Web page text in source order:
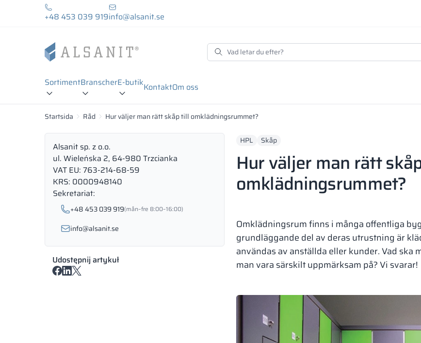
+48 453 039 919info@alsanit.se
SortimentBranscherE-butikKontaktOm oss
Startsida Råd Hur väljer man rätt skåp till omklädningsrummet?
Alsanit sp. z o.o.
ul. Wieleńska 2, 64-980 Trzcianka
VAT EU: 763-214-68-59
KRS: 0000948140
Sekretariat:
+48 453 039 919(mån–fre 8:00–16:00)
info@alsanit.se
Udostępnij artykuł
HPL Skåp
Hur väljer man rätt
omklädningsrummet?
Omklädningsrum finns i många offentliga
grundläggande del av deras utrustning är
användas av anställda eller kunder. Vad ska
man vara särskilt uppmärksam på? Vi svarar!